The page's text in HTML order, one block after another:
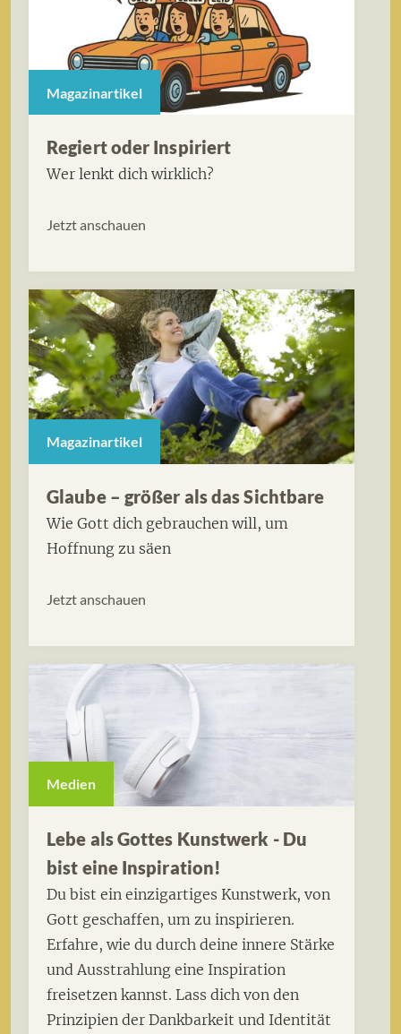
Magazinartikel
Regiert oder Inspiriert
Wer lenkt dich wirklich?
Jetzt anschauen
Magazinartikel
Glaube – größer als das Sichtbare
Wie Gott dich gebrauchen will, um
Hoffnung zu säen
Jetzt anschauen
Medien
Lebe als Gottes Kunstwerk - Du
bist eine Inspiration!
Du bist ein einzigartiges Kunstwerk, von
Gott geschaffen, um zu inspirieren.
Erfahre, wie du durch deine innere Stärke
und Ausstrahlung eine Inspiration
freisetzen kannst. Lass dich von den
Prinzipien der Dankbarkeit und Identität